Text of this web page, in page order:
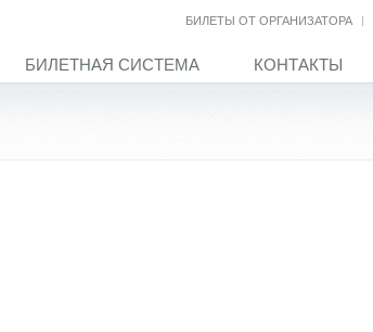
БИЛЕТЫ ОТ ОРГАНИЗАТОРА
БИЛЕТНАЯ СИСТЕМА КОНТАКТЫ